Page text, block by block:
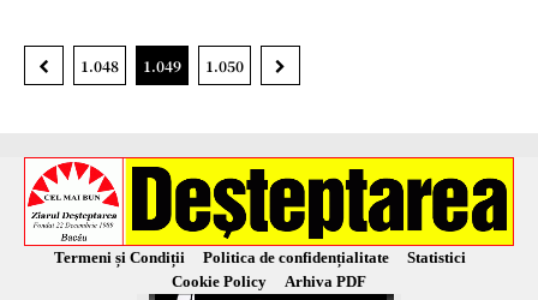
1.048 1.049 1.050
Termeni și Condiții Politica de confidențialitate
Statistici
Cookie Policy
Arhiva PDF